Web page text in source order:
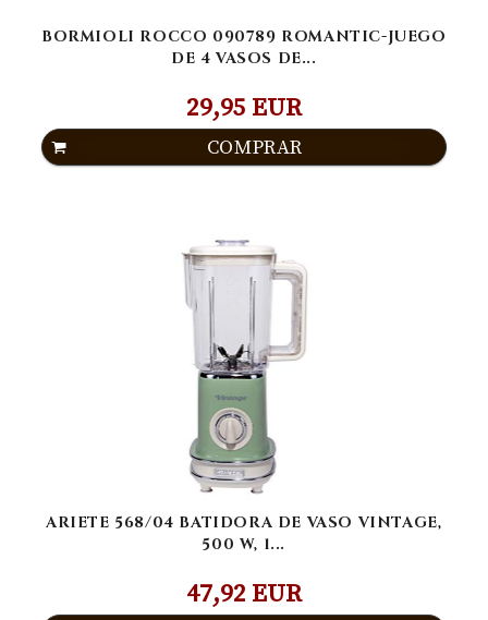
BORMIOLI ROCCO 090789 ROMANTIC-JUEGO
DE 4 VASOS DE...
29,95 EUR
COMPRAR
ARIETE 568/04 BATIDORA DE VASO VINTAGE,
500 W, 1...
47,92 EUR